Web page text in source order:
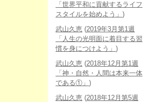
「世界平和に貢献するライフ
スタイルを始めよう」 )
武山久恵 (2019年3月第1週
「人生の光明面に着目する習
慣を身につけよう」 )
武山久恵 (2018年12月第1週
「神・自然・人間は本来一体
である①」 )
武山久恵 (2018年12月第5週